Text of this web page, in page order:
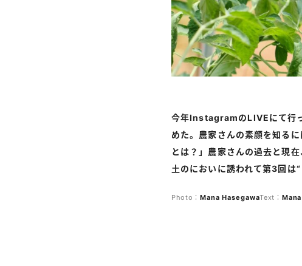
今年InstagramのLIVEにて行
めた。農家さんの素顔を知る
とは？」農家さんの過去と現
土のにおいに誘われて第3回は
Photo： Mana HasegawaText： Mana